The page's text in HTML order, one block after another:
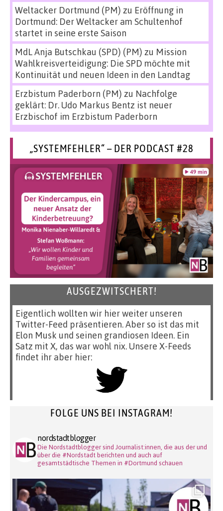
Weltacker Dortmund (PM) zu Eröffnung in
Dortmund: Der Weltacker am Schultenhof
startet in seine erste Saison
MdL Anja Butschkau (SPD) (PM) zu Mission
Wahlkreisverteidigung: Die SPD möchte mit
Kontinuität und neuen Ideen in den Landtag
Erzbistum Paderborn (PM) zu Nachfolge
geklärt: Dr. Udo Markus Bentz ist neuer
Erzbischof im Erzbistum Paderborn
„SYSTEMFEHLER“ – DER PODCAST #28
AUSGEZWITSCHERT!
Eigentlich wollten wir hier weiter unseren
Twitter-Feed präsentieren. Aber so ist das mit
Elon Musk und seinen grandiosen Ideen. Ein
Satz mit X, das war wohl nix. Unsere X-Feeds
findet ihr aber hier:
FOLGE UNS BEI INSTAGRAM!
nordstadtblogger
Die Nordstadtblogger sind Journalist:innen, die aus der und
über die #Nordstadt berichten und auch auf
gesamtstädtische Themen in #Dortmund schauen